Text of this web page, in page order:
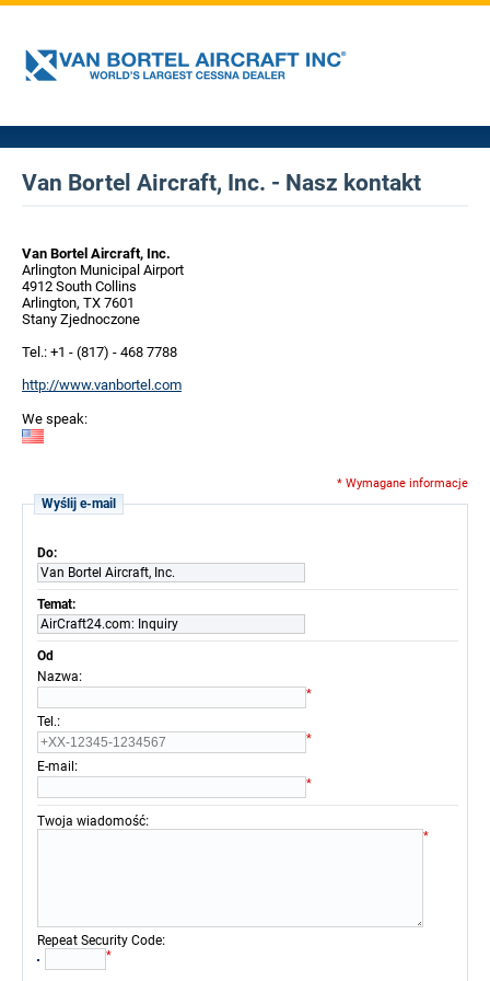
Van Bortel Aircraft, Inc. - Nasz kontakt
Van Bortel Aircraft, Inc.
Arlington Municipal Airport
4912 South Collins
Arlington, TX 7601
Stany Zjednoczone
Tel.: +1 - (817) - 468 7788
http://www.vanbortel.com
We speak:
* Wymagane informacje
Wyślij e-mail
Do:
Van Bortel Aircraft, Inc.
Temat:
AirCraft24.com: Inquiry
Od
Nazwa:
*
Tel.:
*
E-mail :
*
Twoja wiadomość:
*
Repeat Security Code:
*